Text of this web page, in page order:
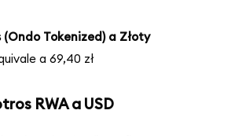
(Ondo Tokenized) a Złoty
a 69,40 zł
RWA a USD